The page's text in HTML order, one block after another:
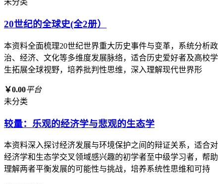
未分类
20世纪的全球史(全2册）
本资料全面梳理20世纪世界重大历史事件与变革，系统分析政
治、经济、文化等多维度发展脉络，适合历史爱好者及高校学
生拓展全球视野，培养批判性思维，深入理解现代世界形
￥0.00平台
未分类
较量：乐观的经济学与悲观的生态学
本资料深入探讨经济发展与环境保护之间的辩证关系，适合对
经济学和生态学交叉领域感兴趣的初学者至中级学习者，帮助
理解两者平衡发展的可能性与挑战，培养系统性思维和可持